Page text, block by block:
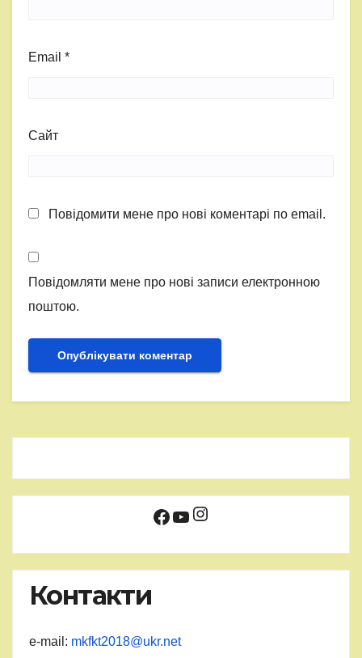
Email *
Сайт
Повідомити мене про нові коментарі по email.
Повідомляти мене про нові записи електронною
поштою.
Facebook
YouTube
Instagram
Контакти
e-mail: mkfkt2018@ukr.net